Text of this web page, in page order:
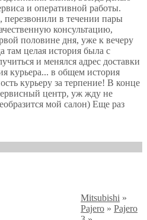
и оперативной работы.
перезвонили в течении пары
консультацию,
половине дня, уже к вечеру
там целая история была с
и менялся адрес доставки
курьера... в общем история
курьеру за терпение! В конце
центр, уж жду не
мой салон) Еще раз
Mitsubishi »
Pajero » Pajero